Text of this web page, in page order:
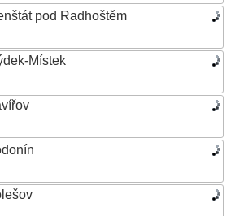
pod Radhoštěm
Místek